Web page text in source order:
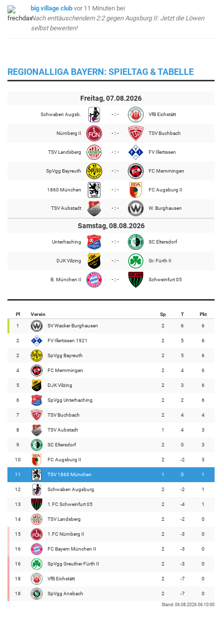
big village club vor 11 Minuten bei
Nach enttäuschendem 2:2 gegen Augsburg II: Jetzt die Löwen
selbst bewerten!
REGIONALLIGA BAYERN: SPIELTAG & TABELLE
Freitag, 07.08.2026
Schwaben Augsb. - : - VfB Eichstätt
Nürnberg II - : - TSV Buchbach
TSV Landsberg - : - FV Illertissen
SpVgg Bayreuth - : - FC Memmingen
1860 München - : - FC Augsburg II
TSV Aubstadt - : - W. Burghausen
Samstag, 08.08.2026
Unterhaching - : - SC Eltersdorf
DJK Vilzing - : - Gr. Fürth II
B. München II - : - Schweinfurt 05
Pl Verein Sp T Pkt
1 SV Wacker Burghausen 2 6 6
2 FV Illertissen 1921 2 5 6
2 SpVgg Bayreuth 2 5 6
4 FC Memmingen 2 4 6
5 DJK Vilzing 2 3 6
6 SpVgg Unterhaching 2 2 6
7 TSV Buchbach 2 4 4
8 TSV Aubstadt 1 4 3
9 SC Eltersdorf 2 0 3
10 FC Augsburg II 2 -2 3
11 TSV 1860 München 1 0 1
12 Schwaben Augsburg 2 -2 1
13 1.FC Schweinfurt 05 2 -4 1
14 TSV Landsberg 2 -2 0
15 1.FC Nürnberg II 2 -3 0
16 FC Bayern München II 2 -3 0
16 SpVgg Greuther Fürth II 2 -3 0
18 VfB Eichstätt 2 -7 0
18 SpVgg Ansbach 2 -7 0
Stand: 06.08.2026 06:10:00